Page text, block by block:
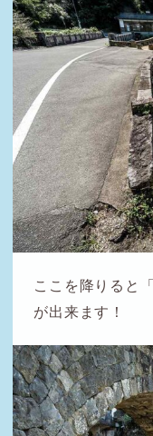
ここを降りると
が出来ます！